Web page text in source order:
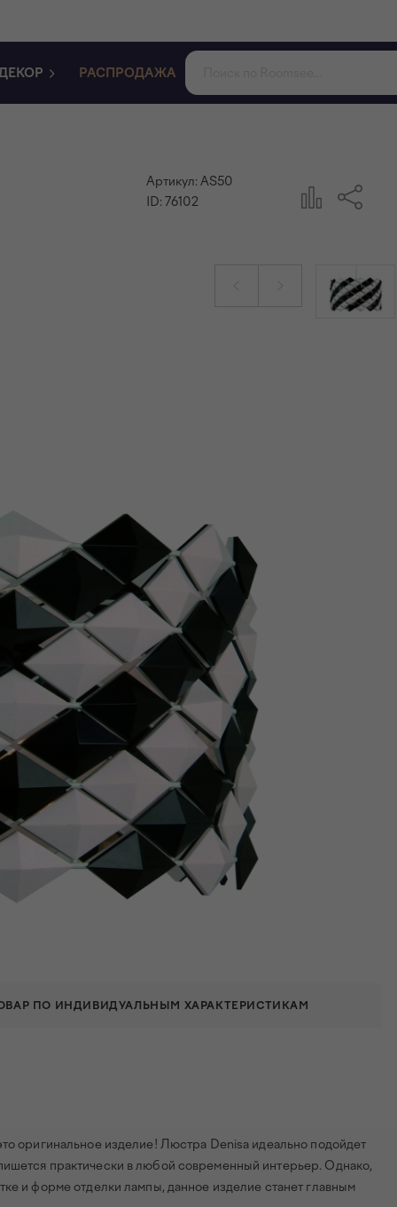
РАСПРОДАЖА
Артикул: AS50
ID: 76102
ПО ИНДИВИДУАЛЬНЫМ ХАРАКТЕРИСТИКАМ
оригинальное изделие! Люстра Denisa идеально подойдет
практически в любой современный интерьер. Однако,
и форме отделки лампы, данное изделие станет главным